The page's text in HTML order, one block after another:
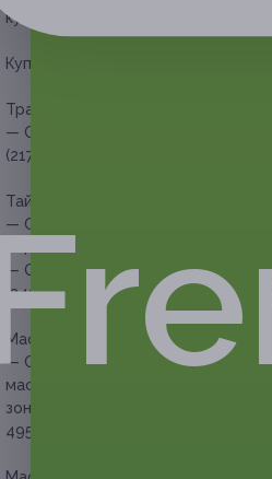
купонов для себя или в подарок.
Купон действует на следующие
Традиционный тайский массаж:
— Скидка 30% на традиционный
(2170 руб. вместо 3100 руб.)
Тайский арома-oil-массаж:
— Скидка 30% на тайский арома-
— Скидка 30% на тайский арома-
(3430 руб. вместо 4900 руб.)
Массаж «Тайский микс»:
— Скидка 30% на массаж
массаж, дополненный массажем
зоны или ног на выбор) (90 минут)
4950 руб.)